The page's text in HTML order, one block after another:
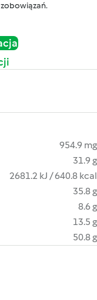
954.9 mg
31.9 g
2681.2 kJ / 640.8 kcal
35.8 g
8.6 g
13.5 g
50.8 g